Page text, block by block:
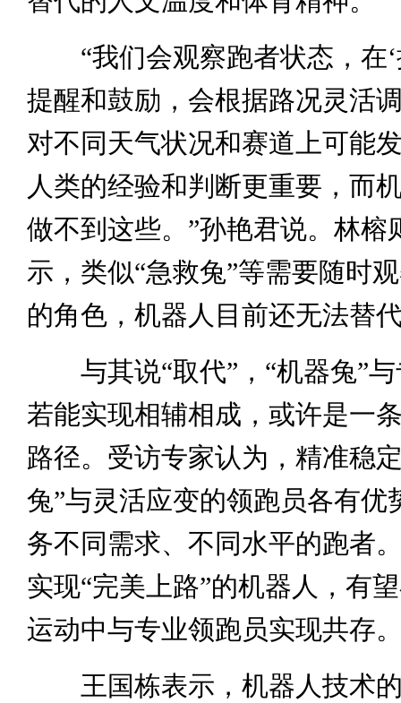
“我们会观察跑者状态，在‘
提醒和鼓励，会根据路况灵活
对不同天气状况和赛道上可能
人类的经验和判断更重要，而
做不到这些。”孙艳君说。林榕
示，类似“急救兔”等需要随时
的角色，机器人目前还无法替
与其说“取代”，“机器兔”与
若能实现相辅相成，或许是一
路径。受访专家认为，精准稳
兔”与灵活应变的领跑员各有优
务不同需求、不同水平的跑者
实现“完美上路”的机器人，有
运动中与专业领跑员实现共存
王国栋表示，机器人技术的